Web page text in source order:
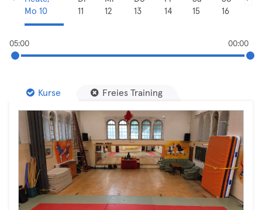
Mo 10
11
12
13
14
15
16
05:00 00:00
Kurse Freies Training